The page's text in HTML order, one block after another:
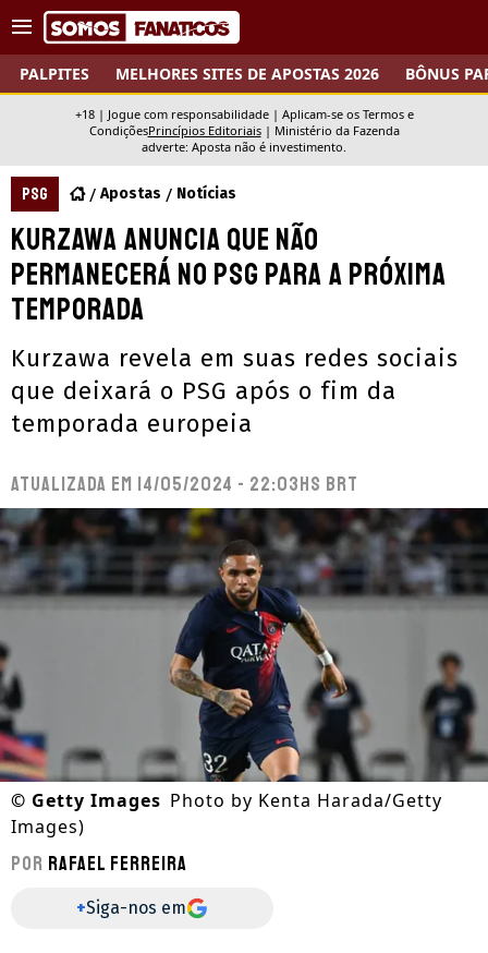
PALPITES MELHORES SITES DE APOSTAS 2026 BÔNUS
+18 | Jogue com responsabilidade | Aplicam-se os Termos e
CondiçõesPrincípios Editoriais| Ministério da Fazenda
adverte: Aposta não é investimento.
PSG Apostas Notícias
Kurzawa anuncia que não
permanecerá no PSG para a próxima
temporada
Kurzawa revela em suas redes sociais
que deixará o PSG após o fim da
temporada europeia
Atualizada em 14/05/2024 - 22:03hs BRT
© Getty Images Photo by Kenta Harada/Getty
Images)
Por Rafael Ferreira
+Siga-nos em